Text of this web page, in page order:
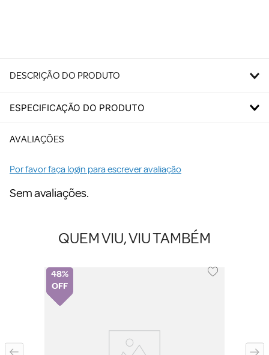
DESCRIÇÃO DO PRODUTO
ESPECIFICAÇÃO DO PRODUTO
AVALIAÇÕES
Por favor faça login para escrever avaliação
Sem avaliações.
QUEM VIU, VIU TAMBÉM
48%